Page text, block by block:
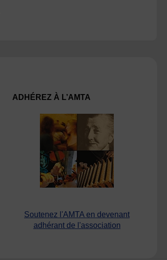
ADHÉREZ À L’AMTA
Soutenez l'AMTA en devenant
adhérant de l'association